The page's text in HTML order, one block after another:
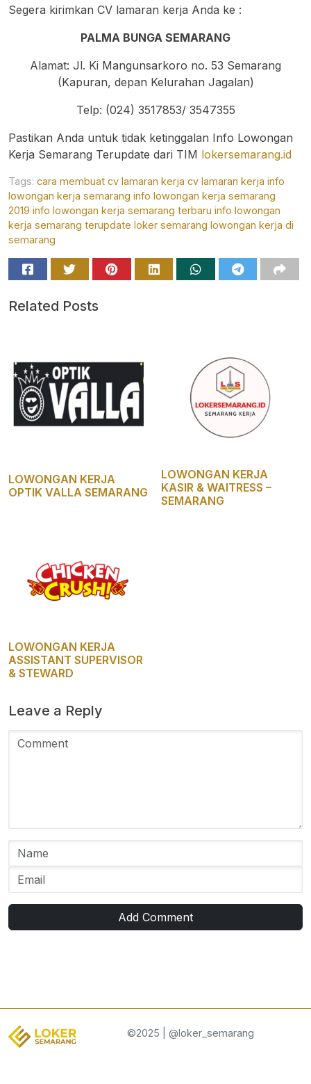
Segera kirimkan CV lamaran kerja Anda ke :
PALMA BUNGA SEMARANG
Alamat: Jl. Ki Mangunsarkoro no. 53 Semarang
(Kapuran, depan Kelurahan Jagalan)
Telp: (024) 3517853/ 3547355
Pastikan Anda untuk tidak ketinggalan Info Lowongan
Kerja Semarang Terupdate dari TIM lokersemarang.id
Tags: cara membuat cv lamaran kerja cv lamaran kerja info
lowongan kerja semarang info lowongan kerja semarang
2019 info lowongan kerja semarang terbaru info lowongan
kerja semarang terupdate loker semarang lowongan kerja di
semarang
Related Posts
LOWONGAN KERJA
OPTIK VALLA SEMARANG
LOWONGAN KERJA
KASIR & WAITRESS –
SEMARANG
LOWONGAN KERJA
ASSISTANT SUPERVISOR
& STEWARD
Leave a Reply
Add Comment
©2025 | @loker_semarang